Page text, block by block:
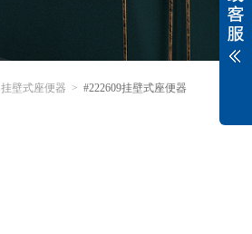
挂壁式座便器 > #222609挂壁式座便器